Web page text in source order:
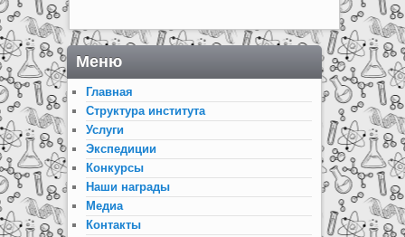
Меню
Главная
Структура института
Услуги
Экспедиции
Конкурсы
Наши награды
Медиа
Контакты